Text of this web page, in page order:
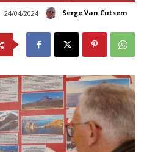
Serge Van Cutsem
24/04/2024